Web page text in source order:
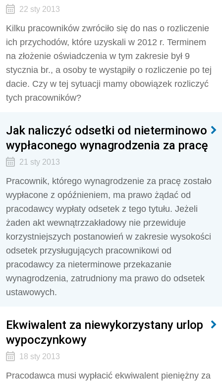
22 sty 2013
Kilku pracowników zwróciło się do nas o rozliczenie
ich przychodów, które uzyskali w 2012 r. Terminem
na złożenie oświadczenia w tym zakresie był 9
stycznia br., a osoby te wystąpiły o rozliczenie po tej
dacie. Czy w tej sytuacji mamy obowiązek rozliczyć
tych pracowników?
Jak naliczyć odsetki od nieterminowo
wypłaconego wynagrodzenia za pracę
21 sty 2013
Pracownik, którego wynagrodzenie za pracę zostało
wypłacone z opóźnieniem, ma prawo żądać od
pracodawcy wypłaty odsetek z tego tytułu. Jeżeli
żaden akt wewnątrzzakładowy nie przewiduje
korzystniejszych postanowień w zakresie wysokości
odsetek przysługujących pracownikowi od
pracodawcy za nieterminowe przekazanie
wynagrodzenia, zatrudniony ma prawo do odsetek
ustawowych.
Ekwiwalent za niewykorzystany urlop
wypoczynkowy
18 sty 2013
Pracodawca musi wypłacić ekwiwalent pieniężny za